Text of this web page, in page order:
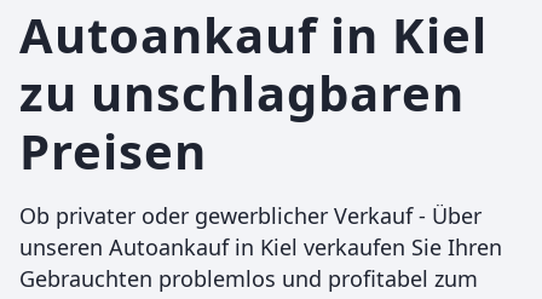
Autoankauf in Kiel
zu unschlagbaren
Preisen
Ob privater oder gewerblicher Verkauf - Über
unseren Autoankauf in Kiel verkaufen Sie Ihren
Gebrauchten problemlos und profitabel zum